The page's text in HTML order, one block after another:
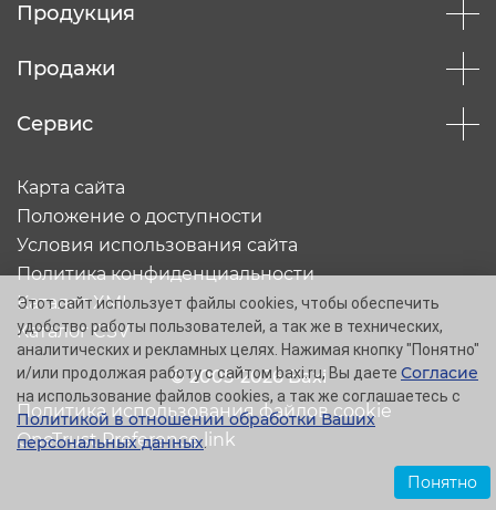
Продукция
Продажи
Сервис
© 2005-2026 Baxi
Карта сайта
Положение о доступности
Условия использования сайта
Политика конфиденциальности
Каталог XML
Каталог CSV
Политика использования файлов cookie
OneTrust Preference link
Этот сайт использует файлы cookies, чтобы обеспечить
удобство работы пользователей, а так же в технических,
аналитических и рекламных целях. Нажимая кнопку "Понятно"
и/или продолжая работу с сайтом baxi.ru, Вы даете Согласие
на использование файлов cookies, а так же соглашаетесь с
Политикой в отношении обработки Ваших
персональных данных.
Понятно